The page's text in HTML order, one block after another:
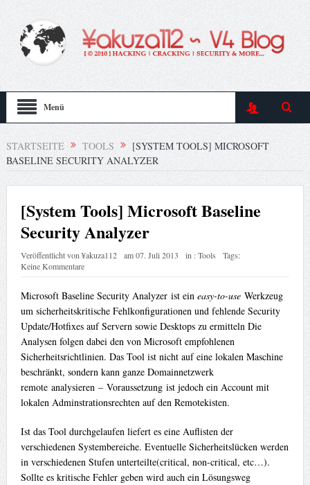
Menü
STARTSEITE TOOLS
[SYSTEM TOOLS] MICROSOFT
BASELINE SECURITY ANALYZER
[System Tools] Microsoft Baseline
Security Analyzer
Veröffentlicht von¥akuza112 am07. Juli 2013 in :Tools
Tags:
Keine Kommentare
Microsoft Baseline Security Analyzer ist ein easy-to-useWerkzeug
um sicherheitskritische Fehlkonfigurationen und fehlende Security
Update/Hotfixes auf Servern sowie Desktops zu ermitteln Die
Analysen folgen dabei den von Microsoft empfohlenen
Sicherheitsrichtlinien. Das Tool ist nicht auf eine lokalen Maschine
beschränkt, sondern kann ganze Domainnetzwerk
remote analysieren – Voraussetzung ist jedoch ein Account mit
lokalen Adminstrationsrechten auf den Remotekisten.
Ist das Tool durchgelaufen liefert es eine Auflisten der
verschiedenen Systembereiche. Eventuelle Sicherheitslücken werden
in verschiedenen Stufen unterteilte(critical, non-critical, etc…).
Sollte es kritische Fehler geben wird auch ein Lösungsweg